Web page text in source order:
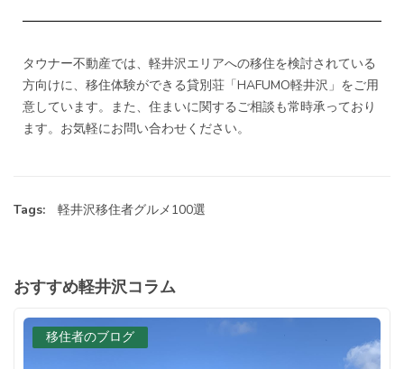
タウナー不動産では、軽井沢エリアへの移住を検討されている
方向けに、移住体験ができる貸別荘「HAFUMO軽井沢」をご用
意しています。また、住まいに関するご相談も常時承っており
ます。お気軽にお問い合わせください。
Tags: 軽井沢移住者グルメ100選
おすすめ軽井沢コラム
移住者のブログ